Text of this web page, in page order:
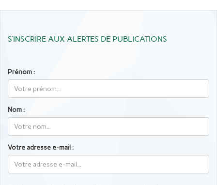
S’INSCRIRE AUX ALERTES DE PUBLICATIONS
Prénom :
Nom :
Votre adresse e-mail :